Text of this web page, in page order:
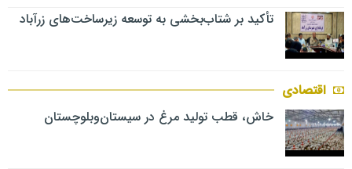
تأکید بر شتاب‌بخشی به توسعه زیرساخت‌های زرآباد
اقتصادی
خاش، قطب تولید مرغ در سیستان‌وبلوچستان